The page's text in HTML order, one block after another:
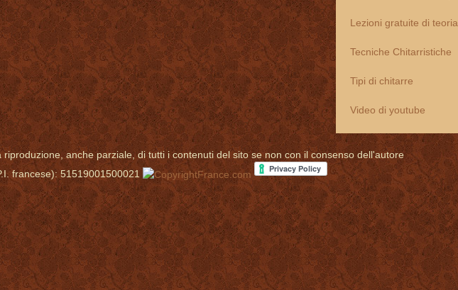
Lezioni gratuite di teoria
Tecniche Chitarristiche
Tipi di chitarre
Video di youtube
anche parziale, di tutti i contenuti del sito se non con il consenso dell'autore
francese): 51519001500021